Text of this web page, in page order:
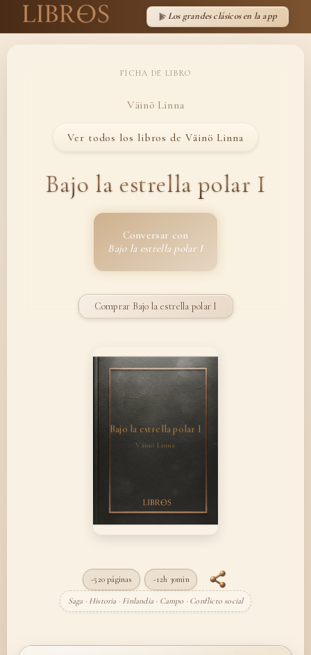
Los grandes clásicos en la app
FICHA DE LIBRO
Väinö Linna
Ver todos los libros de Väinö Linna
Bajo la estrella polar I
Conversar con
Bajo la estrella polar I
Comprar Bajo la estrella polar I
Bajo la estrella polar I
Väinö Linna
~520 páginas ~12h 30min
Saga · Historia · Finlandia · Campo · Conflicto social